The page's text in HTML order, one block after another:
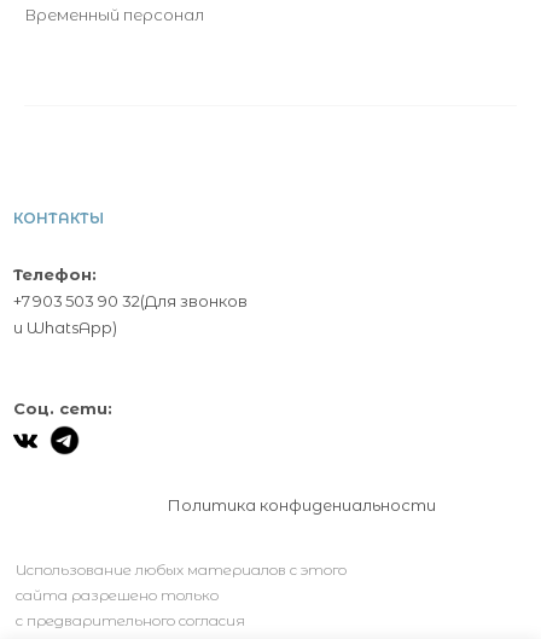
Временный персонал
Использование любых материалов с этого
сайта разрешено только
с предварительного согласия
КОНТАКТЫ
Телефон:
+7 903 503 90 32(Для звонков
и WhatsApp)
Соц. сети:
Политика конфидениальности